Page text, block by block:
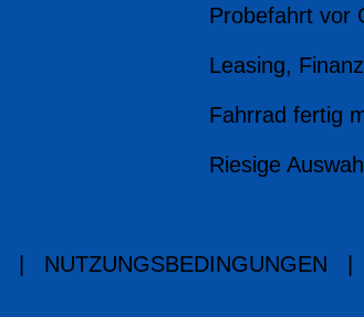
Probefahrt vor
Leasing,
Fahrrad fertig
Riesige
NUTZUNGSBEDINGUNGEN